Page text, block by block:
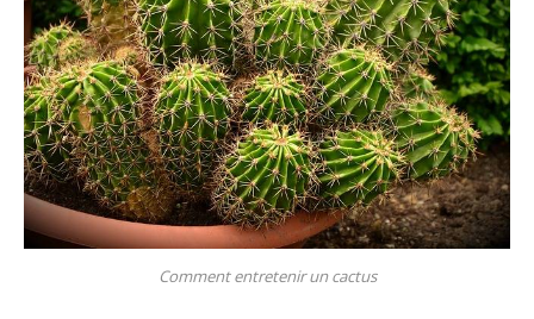
Comment entretenir un cactus